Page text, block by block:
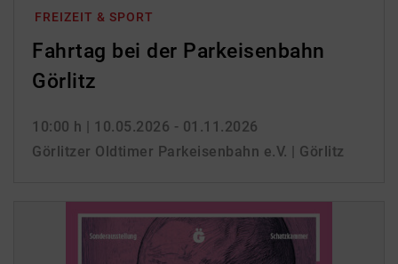
FREIZEIT & SPORT
Fahrtag bei der Parkeisenbahn
Görlitz
10:00 h | 10.05.2026 - 01.11.2026
Görlitzer Oldtimer Parkeisenbahn e.V. | Görlitz